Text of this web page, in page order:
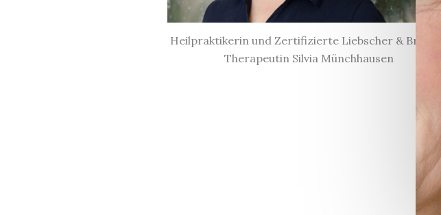
Heilpraktikerin und Zertifizierte Liebscher & Bracht-
Therapeutin Silvia Münchhausen